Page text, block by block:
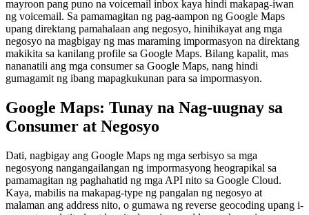
mayroon pang puno na voicemail inbox kaya hindi makapag-iwan
ng voicemail. Sa pamamagitan ng pag-aampon ng Google Maps
upang direktang pamahalaan ang negosyo, hinihikayat ang mga
negosyo na magbigay ng mas maraming impormasyon na direktang
makikita sa kanilang profile sa Google Maps. Bilang kapalit, mas
nananatili ang mga consumer sa Google Maps, nang hindi
gumagamit ng ibang mapagkukunan para sa impormasyon.
Google Maps: Tunay na Nag-uugnay sa
Consumer at Negosyo
Dati, nagbigay ang Google Maps ng mga serbisyo sa mga
negosyong nangangailangan ng impormasyong heograpikal sa
pamamagitan ng paghahatid ng mga API nito sa Google Cloud.
Kaya, mabilis na makapag-type ng pangalan ng negosyo at
malaman ang address nito, o gumawa ng reverse geocoding upang i-